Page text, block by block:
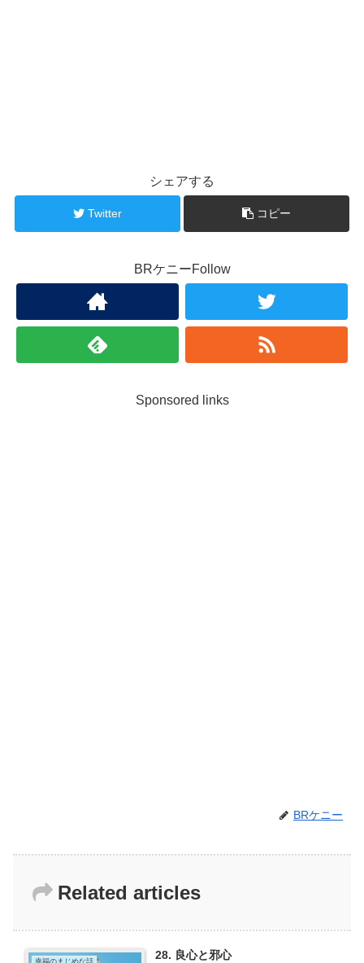
シェアする
Twitter コピー
BRケニーFollow
Sponsored links
BRケニー
Related articles
28. 良心と邪心